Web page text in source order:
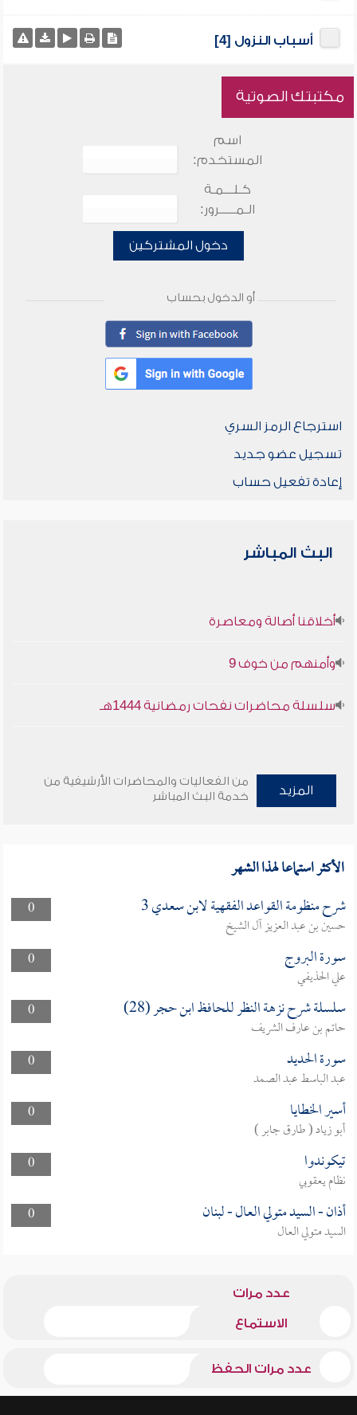
أسباب النزول [4]
مكتبتك الصوتية
اسم
المستخدم:
كـلـــمـة
الـمـــــرور:
دخول المشتركين
أو الدخول بحساب
استرجاع الرمز السري
تسجيل عضو جديد
إعادة تفعيل حساب
البث المباشر
أخلاقنا أصالة ومعاصرة
وأمنهم من خوف 9
سلسلة محاضرات نفحات رمضانية 1444هـ
المزيد
من الفعاليات والمحاضرات الأرشيفية من
خدمة البث المباشر
الأكثر استماعا لهذا الشهر
0 شرح منظومة القواعد الفقهية لابن سعدي 3
حسين بن عبد العزيز آل الشيخ
0
سورة البروج
علي الحذيفي
0
سلسلة شرح نزهة النظر للحافظ ابن حجر (28)
حاتم بن عارف الشريف
0
سورة الحديد
عبد الباسط عبد الصمد
0
أسير الخطايا
أبو زياد ( طارق جابر )
0
تيكوندوا
نظام يعقوبي
0
أذان - السيد متولي العال - لبنان
السيد متولي العال
عدد مرات
الاستماع
عدد مرات الحفظ